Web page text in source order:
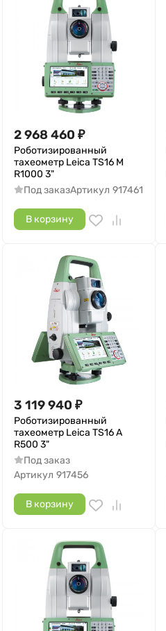
2 968 460 ₽
Роботизированный
тахеометр Leica TS16 M
R1000 3"
Под заказАртикул 917461
В корзину
3 119 940 ₽
Роботизированный
тахеометр Leica TS16 A
R500 3"
Под заказ
Артикул 917456
В корзину